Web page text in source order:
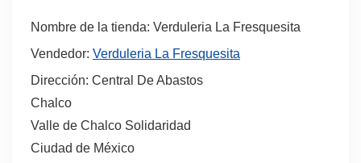
Nombre de la tienda: Verduleria La Fresquesita
Vendedor: Verduleria La Fresquesita
Dirección: Central De Abastos
Chalco
Valle de Chalco Solidaridad
Ciudad de México